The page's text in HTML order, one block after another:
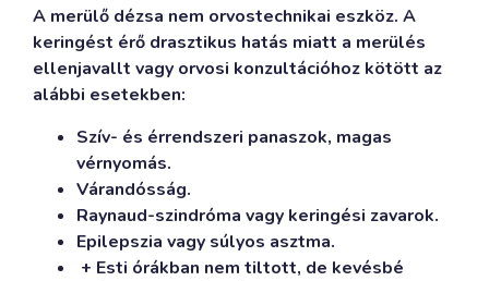
A merülő dézsa nem orvostechnikai eszköz. A
keringést érő drasztikus hatás miatt a merülés
ellenjavallt vagy orvosi konzultációhoz kötött az
alábbi esetekben:
Szív- és érrendszeri panaszok, magas
vérnyomás.
Várandósság.
Raynaud-szindróma vagy keringési zavarok.
Epilepszia vagy súlyos asztma.
+ Esti órákban nem tiltott, de kevésbé